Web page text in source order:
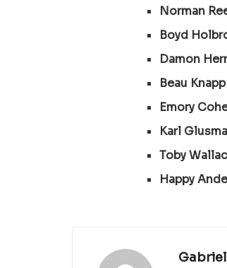
Norman
Boyd
Damon
Beau Knapp
Emory
Karl
Toby
Happy